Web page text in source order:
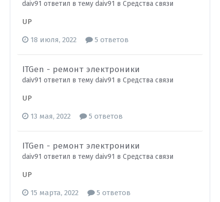
daiv91 ответил в тему daiv91 в Средства связи
UP
18 июля, 2022 5 ответов
ITGen - ремонт электроники
daiv91 ответил в тему daiv91 в Средства связи
UP
13 мая, 2022 5 ответов
ITGen - ремонт электроники
daiv91 ответил в тему daiv91 в Средства связи
UP
15 марта, 2022 5 ответов